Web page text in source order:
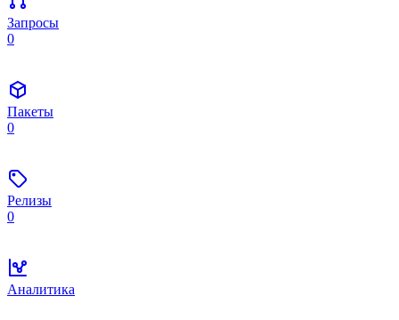
Запросы
0
Пакеты
0
Релизы
0
Аналитика